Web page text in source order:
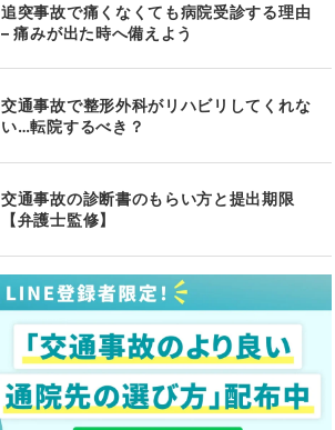
追突事故で痛くなくても病院受診する理由
– 痛みが出た時へ備えよう
交通事故で整形外科がリハビリしてくれな
い…転院するべき？
交通事故の診断書のもらい方と提出期限
【弁護士監修】